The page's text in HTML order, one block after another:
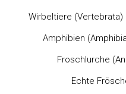
Wirbeltiere (Vertebrata)
Amphibien
Froschlurche
Echte